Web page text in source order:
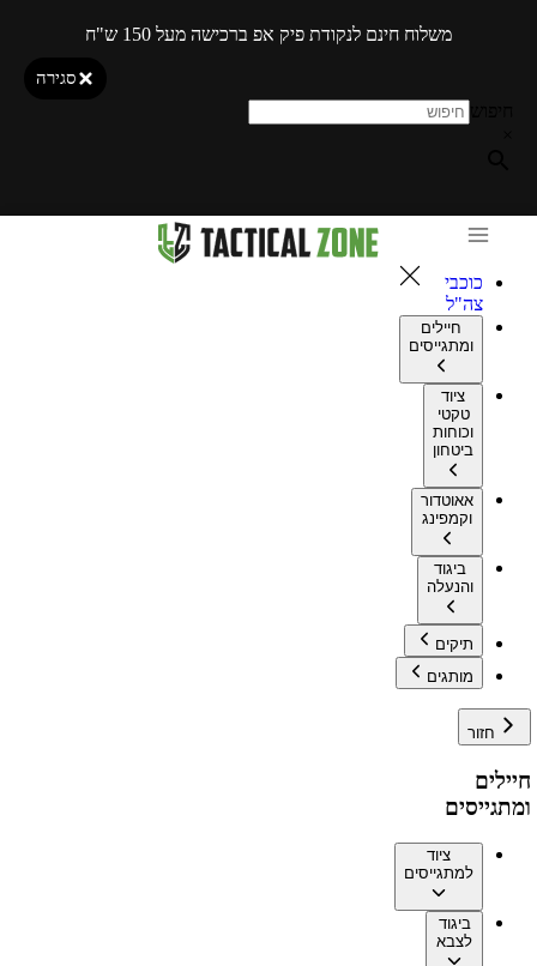
משלוח חינם לנקודת פיק אפ ברכישה מעל 150 ש"ח
סגירה
כוכבי
צה"ל
חיילים
ומתגייסים
ציוד
טקטי
וכוחות
ביטחון
אאוטדור
וקמפינג
ביגוד
והנעלה
תיקים
מותגים
חזור
חיילים
ומתגייסים
ציוד
למתגייסים
ביגוד
לצבא